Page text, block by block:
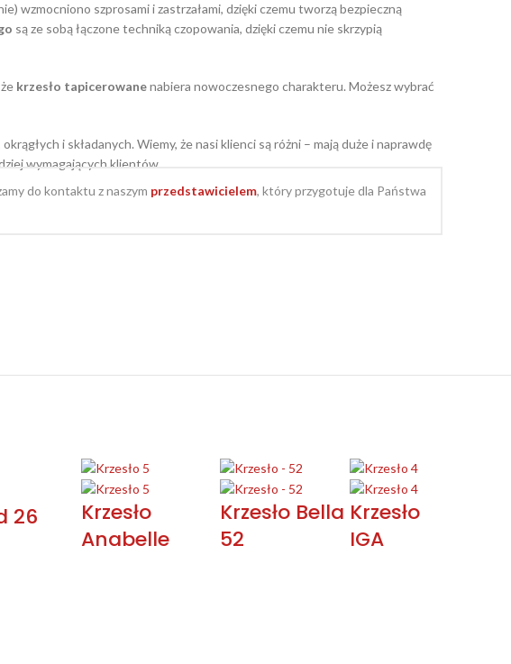
wzmocniono szprosami i zastrzałami, dzięki czemu tworzą bezpieczną
są ze sobą łączone techniką czopowania, dzięki czemu nie skrzypią
krzesło tapicerowanenabiera nowoczesnego charakteru. Możesz wybrać
i składanych. Wiemy, że nasi klienci są różni – mają duże i naprawdę
wymagających klientów.
do kontaktu z naszym przedstawicielem, który przygotuje dla Państwa
26
Krzesło
Anabelle
Krzesło Bella
52
Krzesło
IGA